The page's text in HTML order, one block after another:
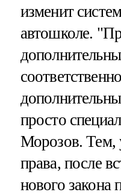
изменит
автошколе.
просто
Морозов. Тем,
права, после
нового закона